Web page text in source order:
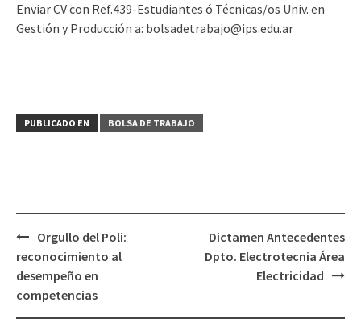
Enviar CV con Ref.439-Estudiantes ó Técnicas/os Univ. en
Gestión y Producción a: bolsadetrabajo@ips.edu.ar
PUBLICADO EN BOLSA DE TRABAJO
Navegación
de
entradas
Orgullo del Poli:
reconocimiento al
desempeño en
competencias
Dictamen Antecedentes
Dpto. Electrotecnia Área
Electricidad